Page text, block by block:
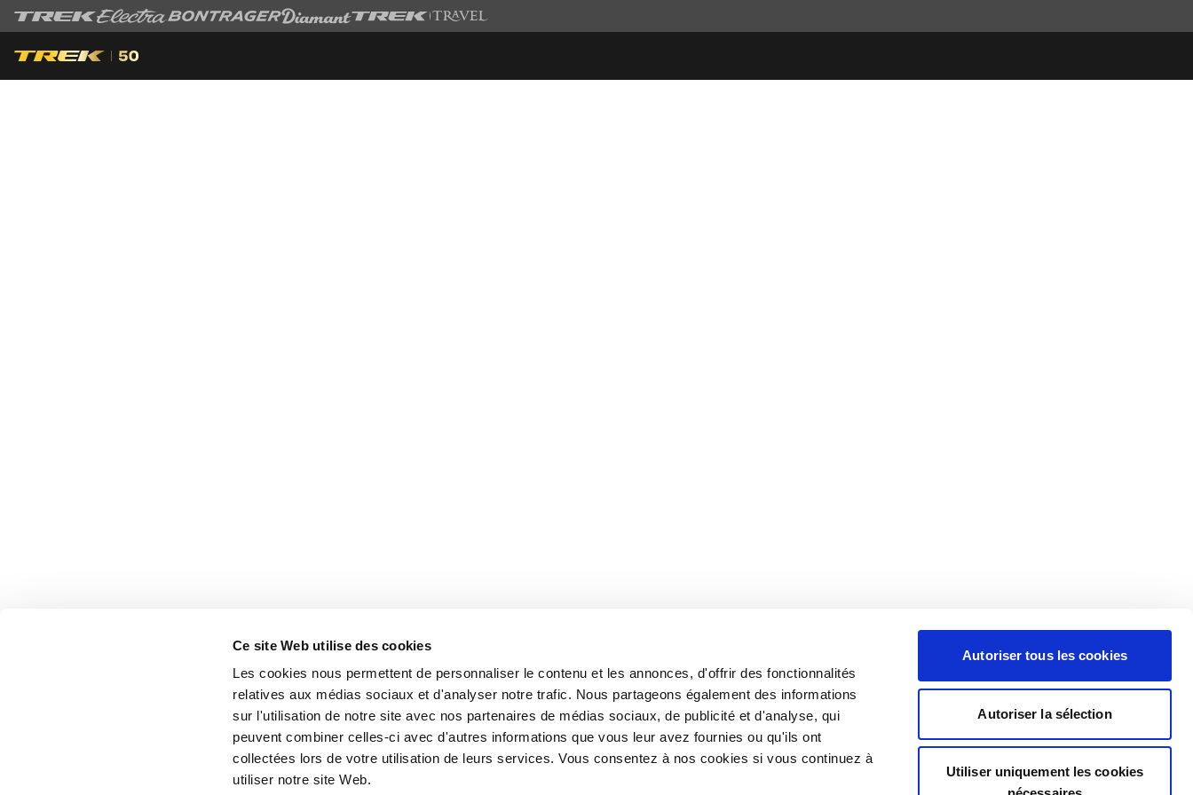
Ce site Web utilise des cookies
Les cookies nous permettent de personnaliser le contenu et les annonces, d'offrir des fonctionnalités
relatives aux médias sociaux et d'analyser notre trafic. Nous partageons également des informations
sur l'utilisation de notre site avec nos partenaires de médias sociaux, de publicité et d'analyse, qui
peuvent combiner celles-ci avec d'autres informations que vous leur avez fournies ou qu'ils ont
collectées lors de votre utilisation de leurs services. Vous consentez à nos cookies si vous continuez à
utiliser notre site Web.
Autoriser tous les cookies
Autoriser la sélection
Utiliser uniquement les cookies